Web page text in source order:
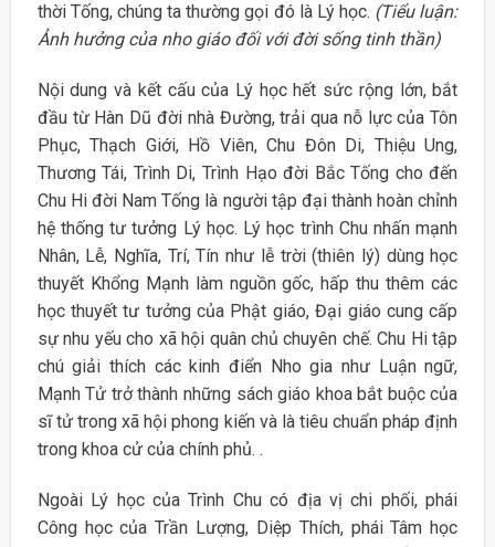
thời Tống, chúng ta thường gọi đó là Lý học. (Tiểu luận:
Ảnh hưởng của nho giáo đối với đời sống tinh thần)
Nội dung và kết cấu của Lý học hết sức rộng lớn, bắt
đầu từ Hàn Dũ đời nhà Đường, trải qua nỗ lực của Tôn
Phục, Thạch Giới, Hồ Viên, Chu Đôn Di, Thiệu Ung,
Thương Tái, Trình Di, Trình Hạo đời Bắc Tống cho đến
Chu Hi đời Nam Tống là người tập đại thành hoàn chỉnh
hệ thống tư tưởng Lý học. Lý học trình Chu nhấn mạnh
Nhân, Lễ, Nghĩa, Trí, Tín như lễ trời (thiên lý) dùng học
thuyết Khổng Mạnh làm nguồn gốc, hấp thu thêm các
học thuyết tư tưởng của Phật giáo, Đại giáo cung cấp
sự nhu yếu cho xã hội quân chủ chuyên chế. Chu Hi tập
chú giải thích các kinh điển Nho gia như Luận ngữ,
Mạnh Tử trở thành những sách giáo khoa bắt buộc của
sĩ tử trong xã hội phong kiến và là tiêu chuẩn pháp định
trong khoa cử của chính phủ. .
Ngoài Lý học của Trình Chu có địa vị chi phối, phái
Công học của Trần Lượng, Diệp Thích, phái Tâm học